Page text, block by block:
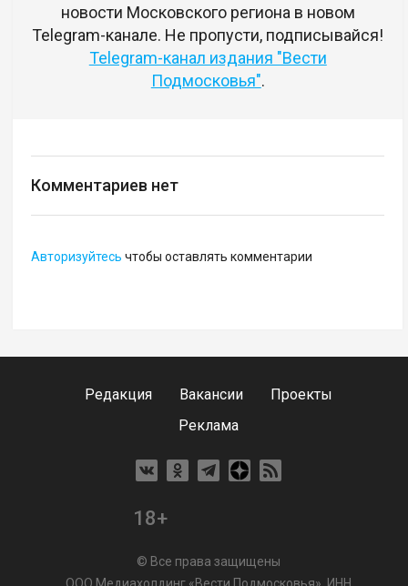
новости Московского региона в новом
Telegram-канале. Не пропусти, подписывайся!
Telegram-канал издания "Вести
Подмосковья".
Комментариев нет
Авторизуйтесь чтобы оставлять комментарии
Редакция Вакансии
Проекты
Реклама
18+
© Все права защищены